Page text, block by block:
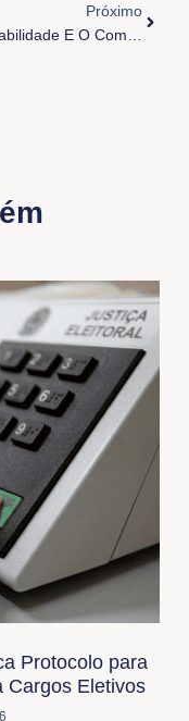
Próximo
Protocolo para
Cargos Eletivos